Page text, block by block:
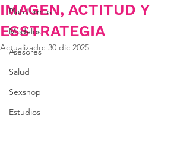
Plataformas
Modelos
Asesores
Salud
Sexshop
Estudios
IMAGEN, ACTITUD Y
ESSTRATEGIA
Actualizado: 30 dic 2025